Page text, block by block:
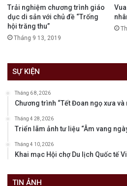
Trải nghiệm chương trình giáo
dục di sản với chủ đề “Trống
hội trăng thu”
Tháng 9 13, 2019
SỰ KIỆN
Tháng 6 8, 2026
Chương trình “Tết Đoan ngọ xưa và
Tháng 4 28, 2026
Triển lãm ảnh tư liệu “Âm vang
Tháng 4 10, 2026
Khai mạc Hội chợ Du lịch Quốc tế
TIN ẢNH